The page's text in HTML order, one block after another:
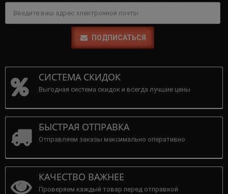
ПОДПИСАТЬСЯ
СИСТЕМА СКИДОК
Выгодная система скидок и всегда лучшие цены
БЫСТРАЯ ОТПРАВКА
Отправляем заказы максимально оперативно
КАЧЕСТВО ВАЖНЕЕ
Проверяем каждый товар перед отправкой